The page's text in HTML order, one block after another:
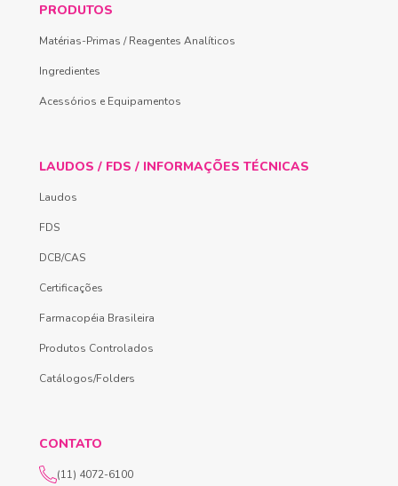
PRODUTOS
Matérias-Primas / Reagentes Analíticos
Ingredientes
Acessórios e Equipamentos
LAUDOS / FDS / INFORMAÇÕES TÉCNICAS
Laudos
FDS
DCB/CAS
Certificações
Farmacopéia Brasileira
Produtos Controlados
Catálogos/Folders
CONTATO
(11) 4072-6100